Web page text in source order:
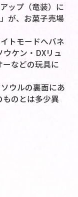
ップ（竜装）に
が、お菓子売場
トモードへバネ
ケン・DXリュ
ーなどの玩具に
ウルの裏面にあ
ものとは多少異